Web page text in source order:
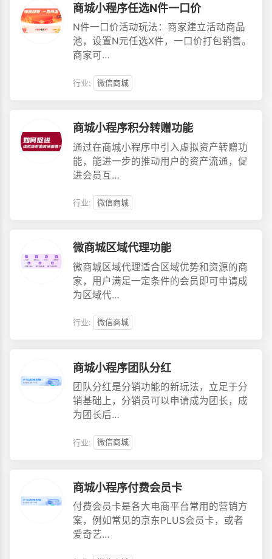
商城小程序任选N件一口价
N件一口价活动玩法：商家建立活动商品
池，设置N元任选X件，一口价打包销售。
商家可…
行业: 微信商城
商城小程序积分转赠功能
通过在商城小程序中引入虚拟资产转赠功
能，能进一步的推动用户的资产流通，促
进会员互…
行业: 微信商城
微商城区域代理功能
微商城区域代理适合区域优势和资源的商
家，用户满足一定条件的会员即可申请成
为区域代…
行业: 微信商城
商城小程序团队分红
团队分红是分销功能的新玩法，立足于分
销基础上，分销员可以申请成为团长，成
为团长后…
行业: 微信商城
商城小程序付费会员卡
付费会员卡是各大电商平台常用的营销方
案，例如常见的京东PLUS会员卡，或者
爱奇艺…